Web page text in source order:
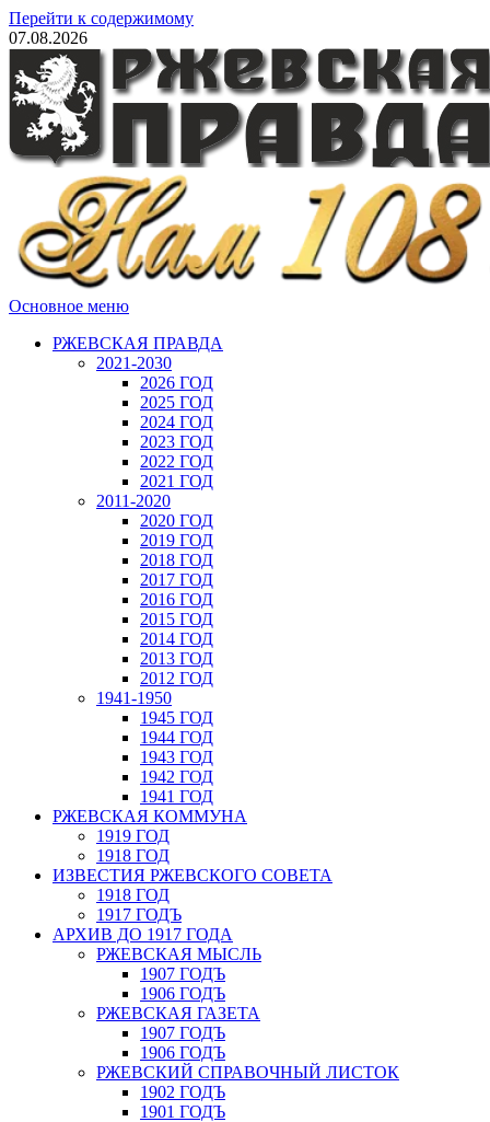
Перейти к содержимому
07.08.2026
Основное меню
РЖЕВСКАЯ ПРАВДА
2021-2030
2026 ГОД
2025 ГОД
2024 ГОД
2023 ГОД
2022 ГОД
2021 ГОД
2011-2020
2020 ГОД
2019 ГОД
2018 ГОД
2017 ГОД
2016 ГОД
2015 ГОД
2014 ГОД
2013 ГОД
2012 ГОД
1941-1950
1945 ГОД
1944 ГОД
1943 ГОД
1942 ГОД
1941 ГОД
РЖЕВСКАЯ КОММУНА
1919 ГОД
1918 ГОД
ИЗВЕСТИЯ РЖЕВСКОГО СОВЕТА
1918 ГОД
1917 ГОДЪ
АРХИВ ДО 1917 ГОДА
РЖЕВСКАЯ МЫСЛЬ
1907 ГОДЪ
1906 ГОДЪ
РЖЕВСКАЯ ГАЗЕТА
1907 ГОДЪ
1906 ГОДЪ
РЖЕВСКИЙ СПРАВОЧНЫЙ ЛИСТОК
1902 ГОДЪ
1901 ГОДЪ